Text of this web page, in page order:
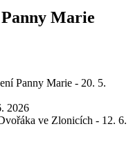
Marie
Panny Marie - 20. 5.
2026
ve Zlonicích - 12. 6.